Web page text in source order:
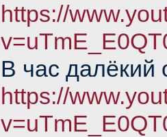
https://
В час далёкий
https://